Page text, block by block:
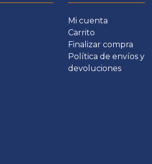
Mi cuenta
Carrito
Finalizar compra
Política de envíos y
devoluciones